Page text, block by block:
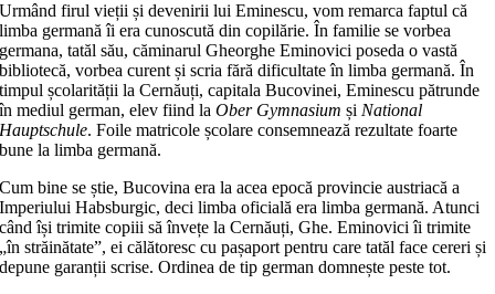
Urmând firul vieții și devenirii lui Eminescu, vom remarca faptul că
limba germană îi era cunoscută din copilărie. În familie se vorbea
germana, tatăl său, căminarul Gheorghe Eminovici poseda o vastă
bibliotecă, vorbea curent și scria fără dificultate în limba germană. În
timpul școlarității la Cernăuți, capitala Bucovinei, Eminescu pătrunde
în mediul german, elev fiind laOber Gymnasium șiNational
Hauptschule. Foile matricole școlare consemnează rezultate foarte
bune la limba germană.
Cum bine se știe, Bucovina era la acea epocă provincie austriacă a
Imperiului Habsburgic, deci limba oficială era limba germană. Atunci
când își trimite copiii să învețe la Cernăuți, Ghe. Eminovici îi trimite
„în străinătate”, ei călătoresc cu pașaport pentru care tatăl face cereri și
depune garanții scrise. Ordinea de tip german domnește peste tot.